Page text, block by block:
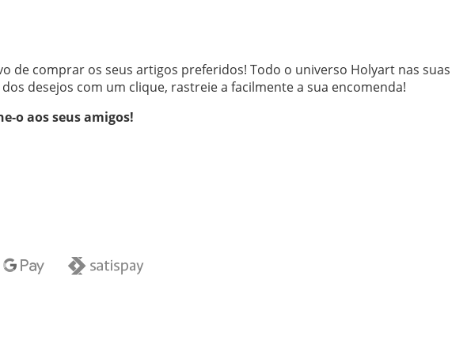
de comprar os seus artigos preferidos! Todo o universo Holyart nas suas
desejos com um clique, rastreie a facilmente a sua encomenda!
o aos seus amigos!